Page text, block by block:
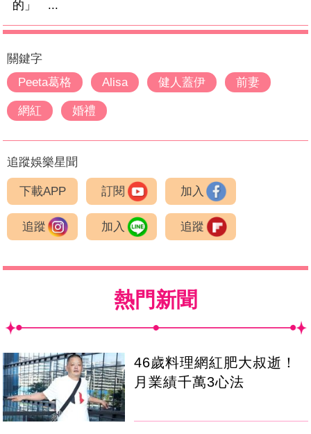
的」 ...
關鍵字
Peeta葛格
Alisa 健人蓋伊 前妻
網紅 婚禮
追蹤娛樂星聞
下載APP 訂閱 加入
追蹤 加入 追蹤
熱門新聞
46歲料理網紅肥大叔逝！
月業績千萬3心法